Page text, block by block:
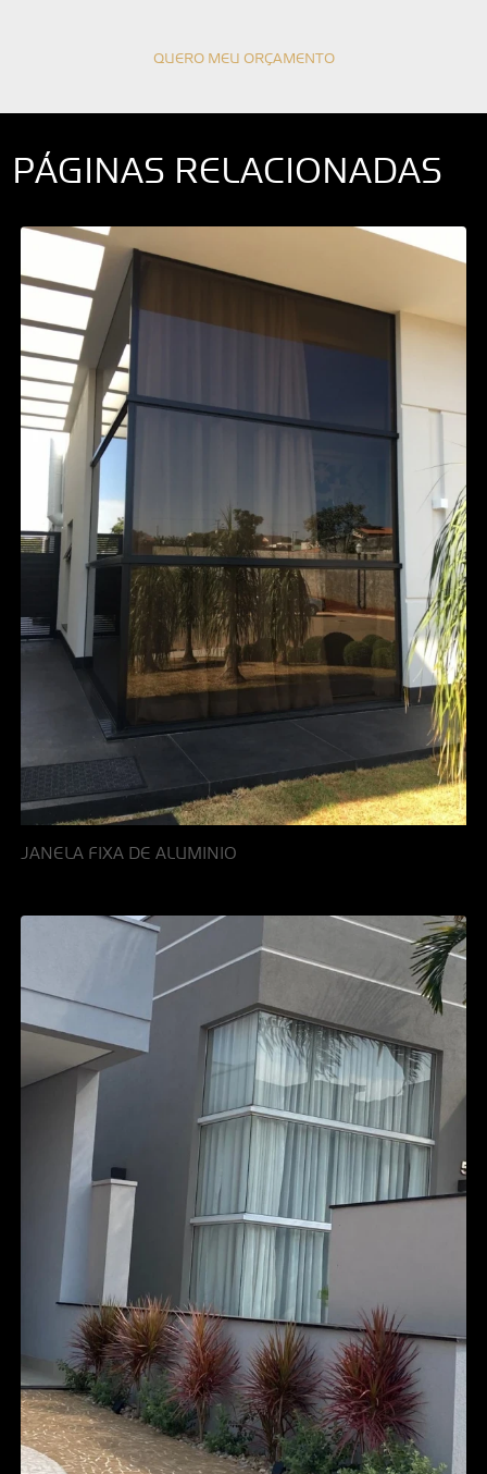
QUERO MEU ORÇAMENTO
PÁGINAS RELACIONADAS
JANELA FIXA DE ALUMINIO